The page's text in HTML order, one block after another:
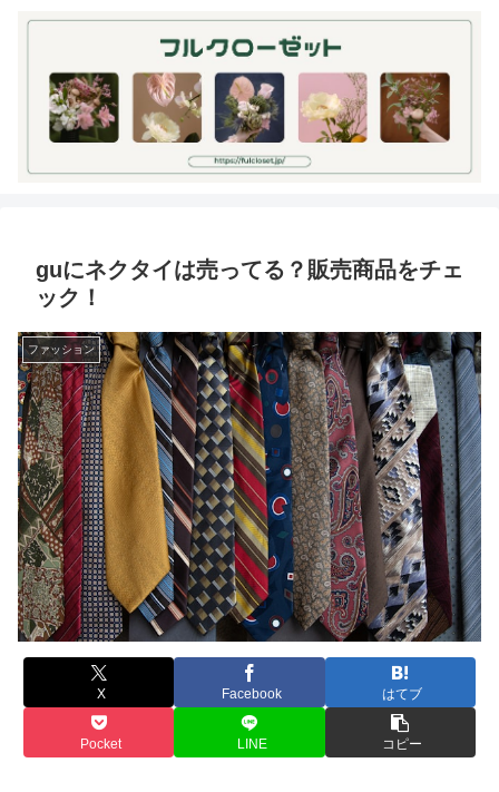
guにネクタイは売ってる？販売商品をチェ
ック！
ファッション
X Facebook はてブ
Pocket LINE コピー